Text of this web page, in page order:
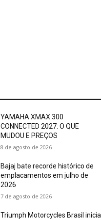
YAMAHA XMAX 300
CONNECTED 2027: O QUE
MUDOU E PREÇOS
8 de agosto de 2026
Bajaj bate recorde histórico de
emplacamentos em julho de
2026
7 de agosto de 2026
Triumph Motorcycles Brasil inicia